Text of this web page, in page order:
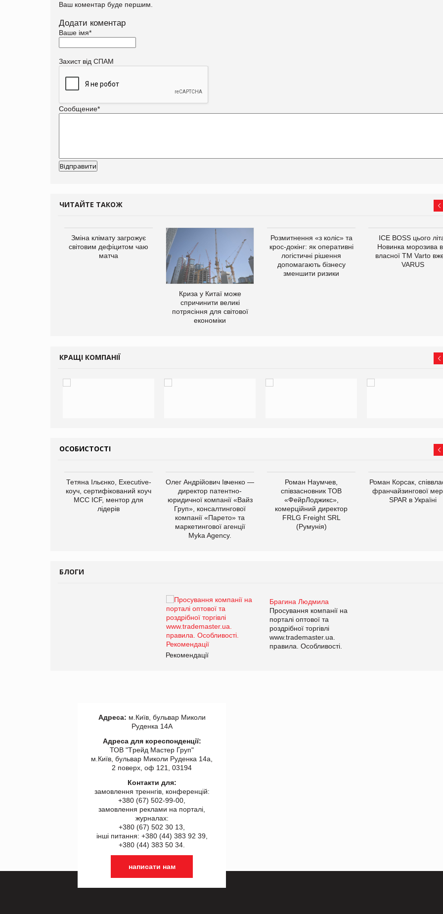
Ваш коментар буде першим.
Додати коментар
Ваше імя*
Захист від СПАМ
Сообщение*
ЧИТАЙТЕ ТАКОЖ
Зміна клімату загрожує
світовим дефіцитом чаю
матча
Криза у Китаї може
спричинити великі
потрясіння для світової
економіки
Розмитнення «з коліс» та
крос-докінг: як оперативні
логістичні рішення
допомагають бізнесу
зменшити ризики
ICE BOSS цього
Новинка морозива
власної ТМ Varto
VARUS
КРАЩІ КОМПАНІЇ
ОСОБИСТОСТІ
Тетяна Ільєнко, Executive-
коуч, сертифікований коуч
МСС ICF, ментор для
лідерів
Олег Андрійович Івченко —
директор патентно-
юридичної компанії «Вайз
Груп», консалтингової
компанії «Парето» та
маркетингової агенції
Myka Agency.
Роман Наумчев,
співзасновник ТОВ
«ФейрЛоджикс»,
комерційний директор
FRLG Freight SRL
(Румунія)
Роман Корсак,
франчайзингової
SPAR в Україні
БЛОГИ
Брагина Людмила
Просування компанії на
порталі оптової та
роздрібної торгівлі
www.trademaster.ua.
правила. Особливості.
Рекомендації
Адреса: м.Київ, бульвар Миколи
Руденка 14А
Адреса для кореспонденції:
ТОВ "Tрейд Мастер Груп"
м.Київ, бульвар Миколи Руденка 14а,
2 поверх, оф 121, 03194
Контакти для:
замовлення треннгів, конференцій:
+380 (67) 502-99-00,
замовлення реклами на порталі,
журналах:
+380 (67) 502 30 13,
інші питання: +380 (44) 383 92 39,
+380 (44) 383 50 34.
написати нам